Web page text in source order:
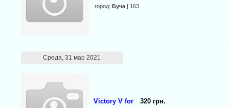
город: Буча| 163
Среда, 31 мар 2021
Victory V for 320 грн.